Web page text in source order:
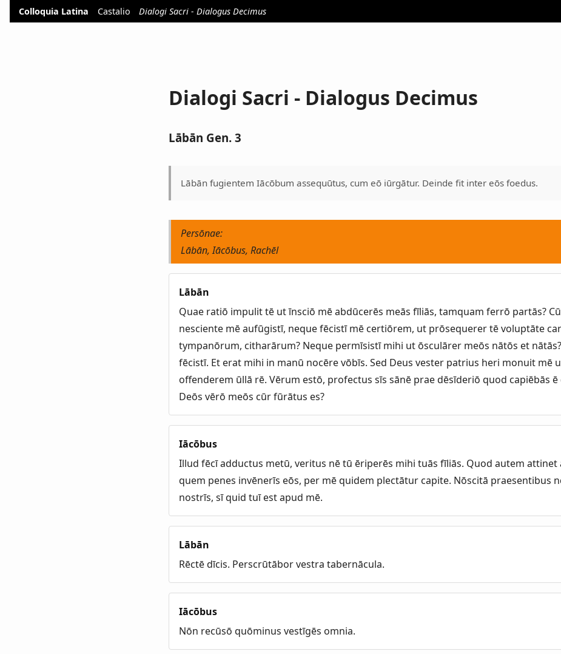
Colloquia Latina Castalio Dialogi Sacri - Dialogus Decimus
Dialogi Sacri - Dialogus Decimus
Lābān Gen. 3
Lābān fugientem Iācōbum assequūtus, cum eō iūrgātur. Deinde fit inter eōs foedus.
Persōnae:
Lābān, Iācōbus, Rachēl
Lābān
Quae ratiō impulit tē ut īnsciō mē abdūcerēs meās fīliās, tamquam ferrō partās?
nesciente mē aufūgistī, neque fēcistī mē certiōrem, ut prōsequerer tē voluptāte
tympanōrum, citharārum? Neque permīsistī mihi ut ōsculārer meōs nātōs et
fēcistī. Et erat mihi in manū nocēre vōbīs. Sed Deus vester patrius heri monuit mē
offenderem ūllā rē. Vērum estō, profectus sīs sānē prae dēsīderiō quod capiēbās
Deōs vērō meōs cūr fūrātus es?
Iācōbus
Illud fēcī adductus metū, veritus nē tū ēriperēs mihi tuās fīliās. Quod autem attinet
quem penes invēnerīs eōs, per mē quidem plectātur capite. Nōscitā praesentibus
nostrīs, sī quid tuī est apud mē.
Lābān
Rēctē dīcis. Perscrūtābor vestra tabernācula.
Iācōbus
Nōn recūsō quōminus vestīgēs omnia.